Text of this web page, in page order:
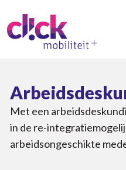
Met een
in de re-
arbeidsongeschikte